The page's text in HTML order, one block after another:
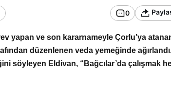
0
yapan ve son kararnameyle Çorlu’ya
düzenlenen veda yemeğinde ağırlandı.
söyleyen Eldivan, “Bağcılar’da çalışmak